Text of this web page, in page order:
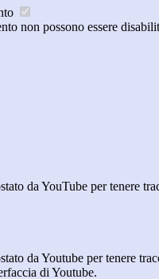
non possono essere
da YouTube per tenere
da Youtube per tenere
di Youtube.